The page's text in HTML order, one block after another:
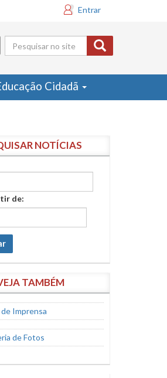
Entrar
Formulário
de busca
Cidadã
NOTÍCIAS
de:
TAMBÉM
de Imprensa
de Fotos